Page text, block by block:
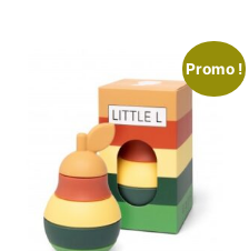
Promo !